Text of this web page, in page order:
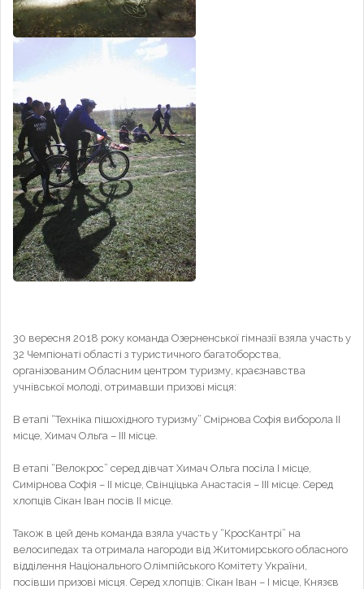
30 вересня 2018 року команда Озерненської гімназії взяла участь у
32 Чемпіонаті області з туристичного багатоборства,
організованим Обласним центром туризму, краєзнавства
учнівської молоді, отримавши призові місця:
В етапі “Техніка пішохідного туризму” Смірнова Софія виборола ІІ
місце, Химач Ольга – ІІІ місце.
В етапі “Велокрос” серед дівчат Химач Ольга посіла І місце,
Симірнова Софія – ІІ місце, Свінціцька Анастасія – ІІІ місце. Серед
хлопців Сікан Іван посів ІІ місце.
Також в цей день команда взяла участь у “КросКантрі” на
велосипедах та отримала нагороди від Житомирського обласного
відділення Національного Олімпійського Комітету України,
посівши призові місця. Серед хлопців: Сікан Іван – І місце, Князєв